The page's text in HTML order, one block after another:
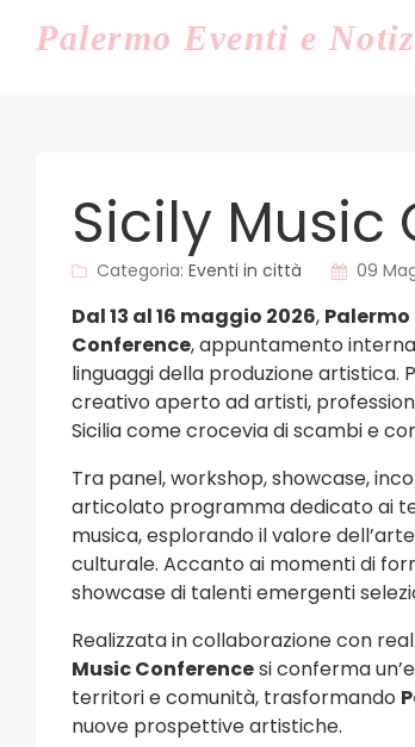
Palermo Eventi e
Sicily Music
Categoria: Eventi in città 09
Dal 13 al 16 maggio 2026, Palermo
Conference, appuntamento
linguaggi della produzione
creativo aperto ad artisti,
Sicilia come crocevia di scambi e
Tra panel, workshop, showcase,
articolato programma dedicato ai
musica, esplorando il valore
culturale. Accanto ai momenti di
showcase di talenti emergenti
Realizzata in collaborazione con
Music Conferencesi conferma
territori e comunità, trasformando
nuove prospettive artistiche.